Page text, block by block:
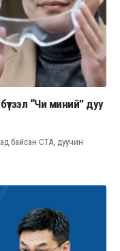
“Чи миний” дуу
байсан СТА, дуучин